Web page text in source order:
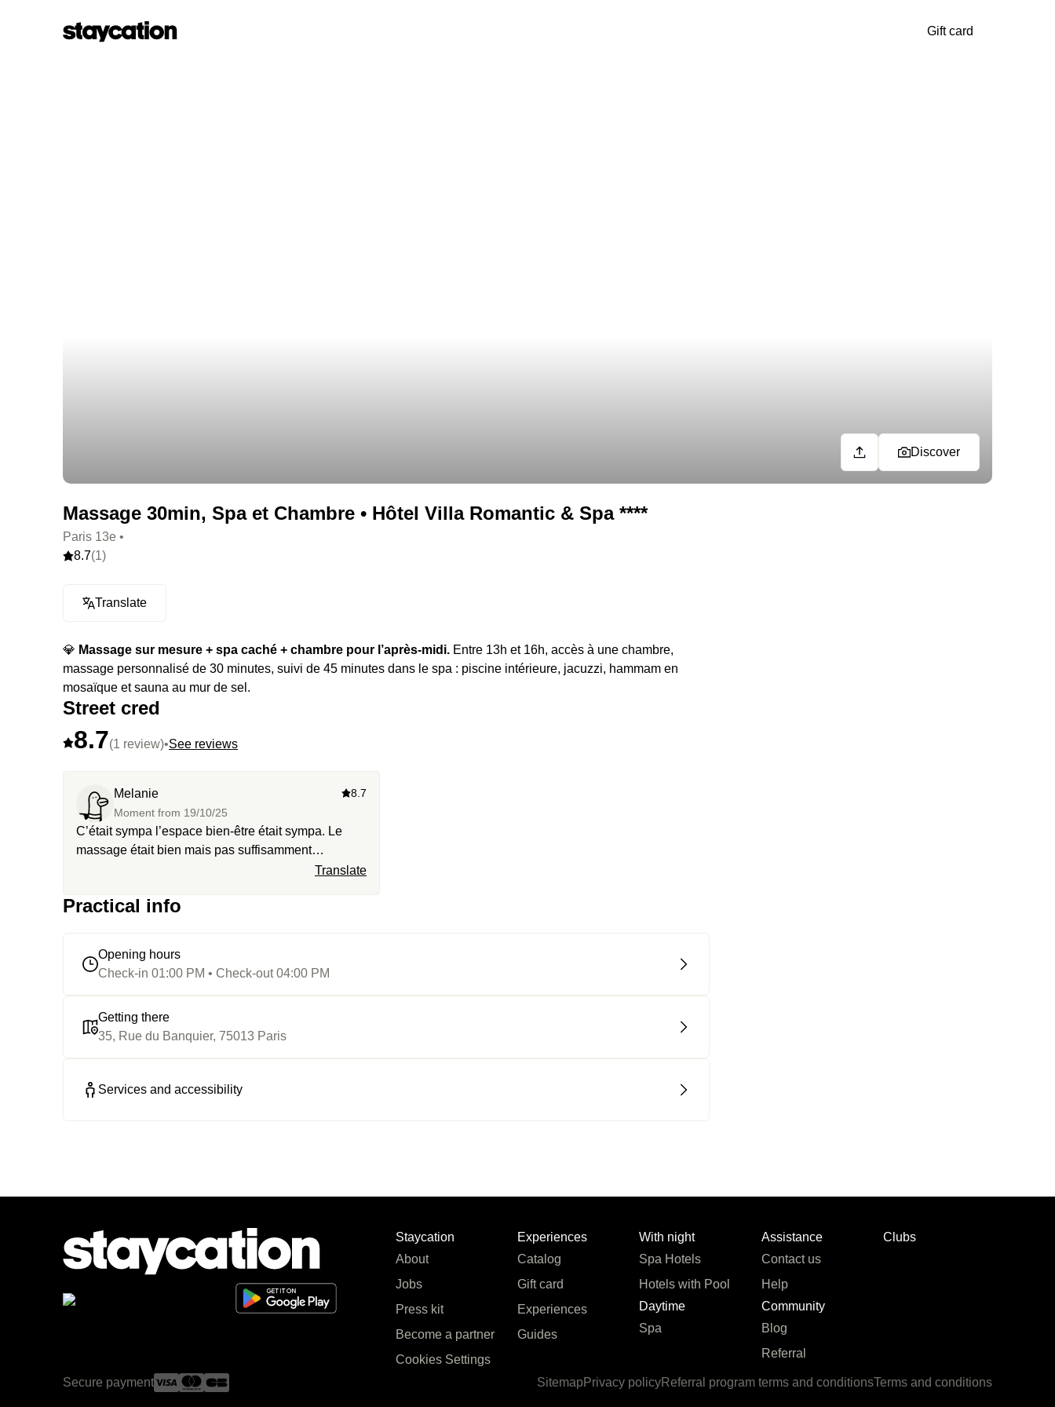
Gift card
Discover
Massage 30min, Spa et Chambre • Hôtel Villa Romantic & Spa ****
Paris 13e •
8.7(1)
Translate
💎 Massage sur mesure + spa caché + chambre pour l’après-midi. Entre 13h et 16h, accès à une chambre,
massage personnalisé de 30 minutes, suivi de 45 minutes dans le spa : piscine intérieure, jacuzzi, hammam en
mosaïque et sauna au mur de sel.
Street cred
8.7(1 review)•See reviews
Melanie
Moment from 19/10/25
8.7
C’était sympa l’espace bien-être était sympa. Le
massage était bien mais pas suffisamment
Translate
Practical info
Opening hours
Check-in 01:00 PM • Check-out 04:00 PM
Getting there
35, Rue du Banquier, 75013 Paris
Services and accessibility
Staycation
About
Jobs
Press kit
Become a partner
Cookies Settings
Experiences
Catalog
Gift card
Experiences
Guides
With night
Spa Hotels
Hotels with Pool
Daytime
Spa
Assistance
Contact us
Help
Community
Blog
Referral
Clubs
Secure payment SitemapPrivacy policyReferral program terms and conditionsTerms and conditions